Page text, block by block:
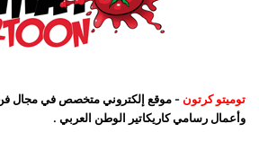
توميتو كرتون
وأعمال رسامي كاريكاتير الوطن العربي .